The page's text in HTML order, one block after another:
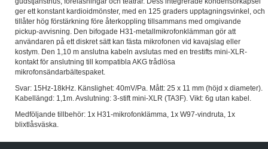
ger ett konstant kardioidmönster, med en 125 graders upptagningsvinkel, och
tillåter hög förstärkning före återkoppling tillsammans med omgivande
pickup-avvisning. Den bifogade H31-metallmikrofonklämman gör att
användaren på ett diskret sätt kan fästa mikrofonen vid kavajslag eller
kostym. Den 1,10 m anslutna kabeln avslutas med en trestifts mini-XLR-
kontakt för anslutning till kompatibla AKG trådlösa
mikrofonsändarbältespaket.
Svar: 15Hz-18kHz. Känslighet: 40mV/Pa. Mått: 25 x 11 mm (höjd x diameter).
Kabellängd: 1,1m. Avslutning: 3-stift mini-XLR (TA3F). Vikt: 6g utan kabel.
Medföljande tillbehör: 1x H31-mikrofonklämma, 1x W97-vindruta, 1x
blixtlåsväska.